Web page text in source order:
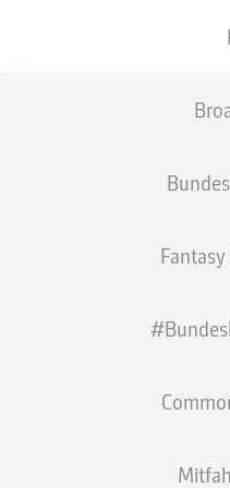
einem 2:1-
Toppmöller über einen
Starteten am